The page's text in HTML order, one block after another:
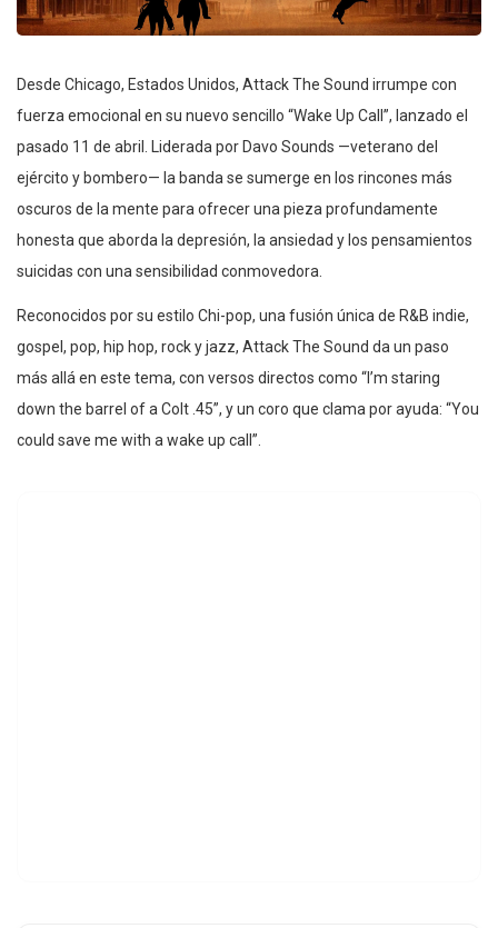
Desde Chicago, Estados Unidos, Attack The Sound irrumpe con
fuerza emocional en su nuevo sencillo “Wake Up Call”, lanzado el
pasado 11 de abril. Liderada por Davo Sounds —veterano del
ejército y bombero— la banda se sumerge en los rincones más
oscuros de la mente para ofrecer una pieza profundamente
honesta que aborda la depresión, la ansiedad y los pensamientos
suicidas con una sensibilidad conmovedora.
Reconocidos por su estilo Chi-pop, una fusión única de R&B indie,
gospel, pop, hip hop, rock y jazz, Attack The Sound da un paso
más allá en este tema, con versos directos como “I’m staring
down the barrel of a Colt .45”, y un coro que clama por ayuda: “You
could save me with a wake up call”.